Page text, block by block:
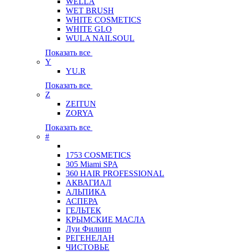
WET BRUSH
WHITE COSMETICS
WHITE GLO
WULA NAILSOUL
Показать все
Y
YU.R
Показать все
Z
ZEITUN
ZORYA
Показать все
#
1753 COSMETICS
305 Miami SPA
360 HAIR PROFESSIONAL
АКВАГИАЛ
АЛЬПИКА
АСПЕРА
ГЕЛЬТЕК
КРЫМСКИЕ МАСЛА
Луи Филипп
РЕГЕНЕЛАН
ЧИСТОВЬЕ